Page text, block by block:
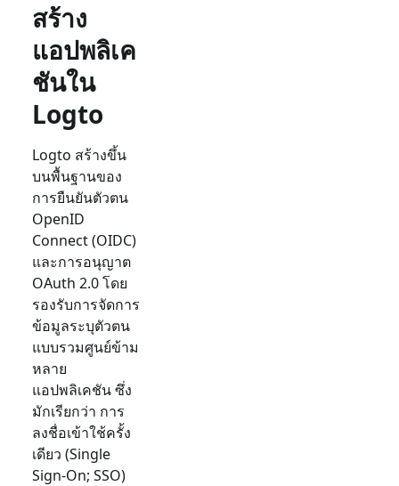
สร้าง
แอปพลิเค
ชันใน
Logto
Logto สร้างขึ้น
บนพื้นฐานของ
การยืนยันตัวตน
OpenID
Connect (OIDC)
และการอนุญาต
OAuth 2.0 โดย
รองรับการจัดการ
ข้อมูลระบุตัวตน
แบบรวมศูนย์ข้าม
หลาย
แอปพลิเคชัน ซึ่ง
มักเรียกว่า การ
ลงชื่อเข้าใช้ครั้ง
เดียว (Single
Sign-On; SSO)